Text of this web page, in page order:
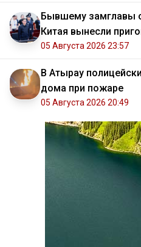
Бывшему замглавы
Китая вынесли
05 Августа 2026 23:57
В Атырау
дома при пожаре
05 Августа 2026 20:49